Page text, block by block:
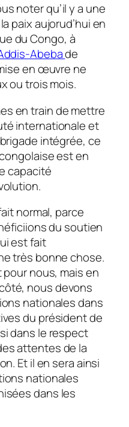
noter qu’il y a une
paix aujorud’hui en
du Congo, à
Abebade
en œuvre ne
ou trois mois.
en train de mettre
internationale et
intégrée, ce
est en
capacité
normal, parce
du soutien
est fait
très bonne chose.
pour nous, mais en
nous devons
nationales dans
du président de
dans le respect
attentes de la
Et il en sera ainsi
nationales
dans les